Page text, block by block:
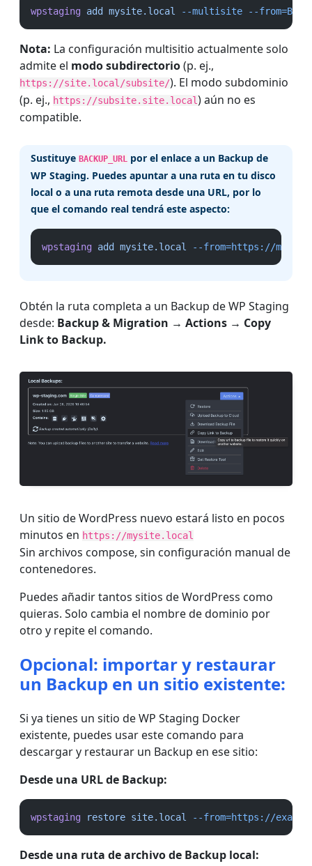
wpstaging add mysite.local --multisite --
Nota: La configuración multisitio actualmente solo
admite el modo subdirectorio(p. ej.,
https://site.local/subsite/). El modo subdominio
(p. ej., https://subsite.site.local) aún no es
compatible.
Sustituye BACKUP_URL por el enlace a un Backup de
WP Staging. Puedes apuntar a una ruta en tu disco
local o a una ruta remota desde una URL, por lo
que el comando real tendrá este aspecto:
wpstaging add mysite.local --from=https://
Obtén la ruta completa a un Backup de WP Staging
desde: Backup & Migration → Actions → Copy
Link to Backup.
Un sitio de WordPress nuevo estará listo en pocos
minutos en https://mysite.local
Sin archivos compose, sin configuración manual de
contenedores.
Puedes añadir tantos sitios de WordPress como
quieras. Solo cambia el nombre de dominio por
otro y repite el comando.
Opcional: importar y restaurar
un Backup en un sitio existente:
Si ya tienes un sitio de WP Staging Docker
existente, puedes usar este comando para
descargar y restaurar un Backup en ese sitio:
Desde una URL de Backup:
wpstaging restore site.local --from=https://
Desde una ruta de archivo de Backup local: